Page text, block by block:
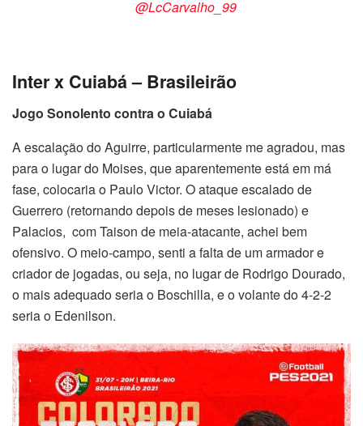
@LcCarvalho_99
Inter x Cuiabá – Brasileirão
Jogo Sonolento contra o Cuiabá
A escalação do Aguirre, particularmente me agradou, mas
para o lugar do Moises, que aparentemente está em má
fase, colocaria o Paulo Victor. O ataque escalado de
Guerrero (retornando depois de meses lesionado) e
Palacios, com Taison de meia-atacante, achei bem
ofensivo. O meio-campo, senti a falta de um armador e
criador de jogadas, ou seja, no lugar de Rodrigo Dourado,
o mais adequado seria o Boschilla, e o volante do 4-2-2
seria o Edenilson.